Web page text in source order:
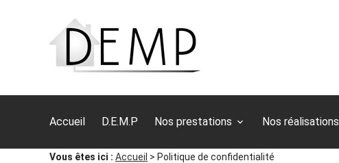
Accueil D.E.M.P Nos prestations Nos réalisations
Vous êtes ici : Accueil > Politique de confidentialité